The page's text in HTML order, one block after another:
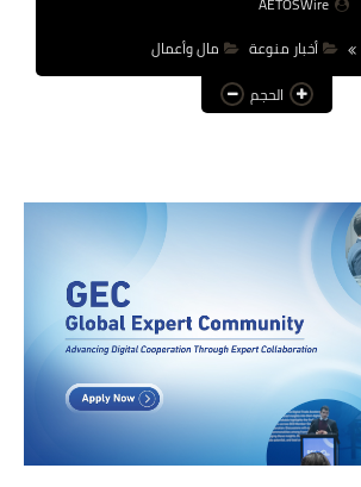
عالم المرأة
فن وثقافة
أخبار النجوم
أخبار منوعة
مال وأعمال
الحجم